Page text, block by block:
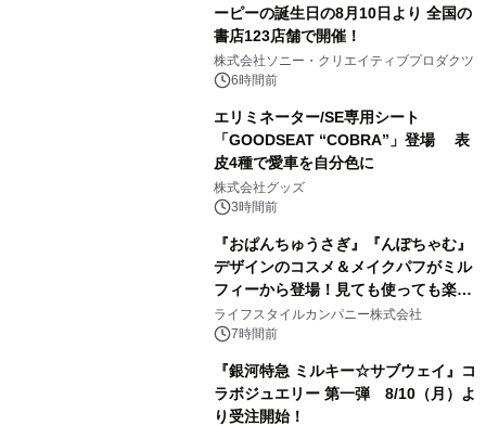
ーピーの誕生日の8月10日より 全国の
書店123店舗で開催！
株式会社ソニー・クリエイティブプロダクツ
6時間前
エリミネーター/SE専用シート
「GOODSEAT “COBRA”」登場 表
皮4種で愛車を自分色に
株式会社グッズ
3時間前
『おぱんちゅうさぎ』『んぽちゃむ』
デザインのコスメ＆メイクパフがミル
フィーから登場！見ても使っても楽し
い、ポップでキュートなコレクショ
ン。
ライフスタイルカンパニー株式会社
7時間前
『銀河特急 ミルキー☆サブウェイ』コ
ラボジュエリー 第一弾 8/10（月）よ
り受注開始！